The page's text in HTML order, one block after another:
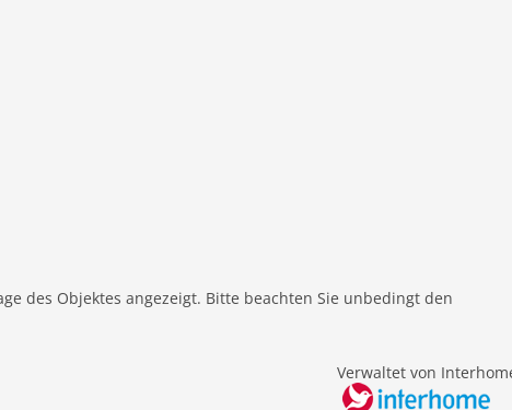
des Objektes angezeigt. Bitte beachten Sie unbedingt den
Verwaltet von